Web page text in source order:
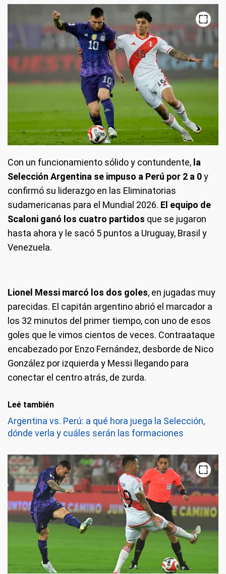
Con un funcionamiento sólido y contundente, la
Selección Argentina se impuso a Perú por 2 a 0y
confirmó su liderazgo en las Eliminatorias
sudamericanas para el Mundial 2026. El equipo de
Scaloni ganó los cuatro partidos que se jugaron
hasta ahora y le sacó 5 puntos a Uruguay, Brasil y
Venezuela.
Lionel Messi marcó los dos goles, en jugadas muy
parecidas. El capitán argentino abrió el marcador a
los 32 minutos del primer tiempo, con uno de esos
goles que le vimos cientos de veces. Contraataque
encabezado por Enzo Fernández, desborde de Nico
González por izquierda y Messi llegando para
conectar el centro atrás, de zurda.
Leé también
Argentina vs. Perú: a qué hora juega la Selección,
dónde verla y cuáles serán las formaciones